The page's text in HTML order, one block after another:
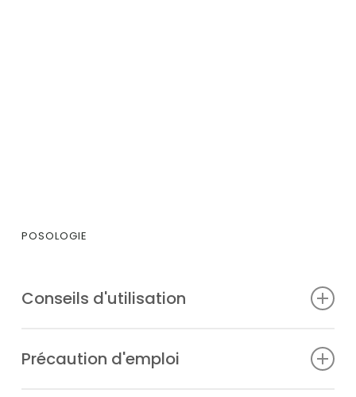
POSOLOGIE
Conseils d'utilisation
Précaution d'emploi